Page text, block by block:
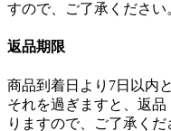
すので、ご了承ください
返品期限
商品到着日より7日以内
それを過ぎますと、返
りますので、ご了承くだ